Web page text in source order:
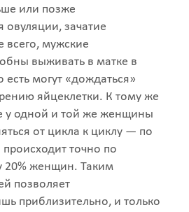
или позже
овуляции, зачатие
мужские
выживать в матке в
есть могут «дождаться»
яйцеклетки. К тому же
у одной и той же женщины
от цикла к циклу — по
происходит точно по
20% женщин. Таким
позволяет
приблизительно, и только